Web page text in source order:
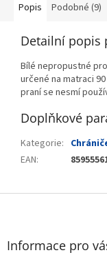
Popis Podobné (9)
Detailní popis
Bílé nepropustné
určené na matraci 90
praní se nesmí
Doplňkové
Kategorie:
EAN:
Z
Informace pro